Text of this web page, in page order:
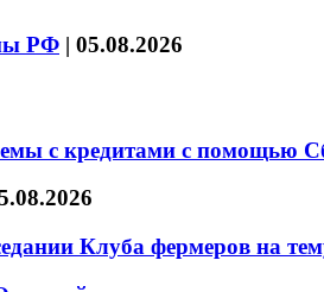
РФ | 05.08.2026
с кредитами с помощью
Клуба фермеров на